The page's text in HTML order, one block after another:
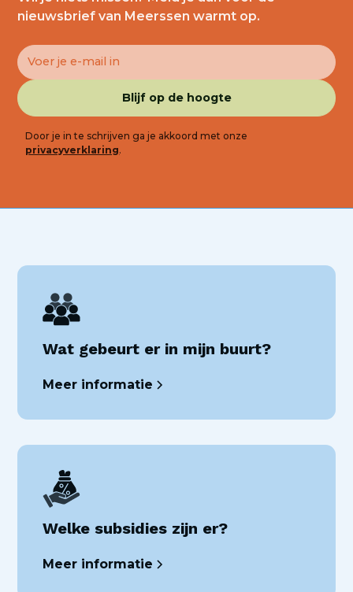
nieuwsbrief van Meerssen warmt op.
Door je in te schrijven ga je akkoord met onze
privacyverklaring.
Wat gebeurt er in mijn buurt?
Meer informatie
Welke subsidies zijn er?
Meer informatie